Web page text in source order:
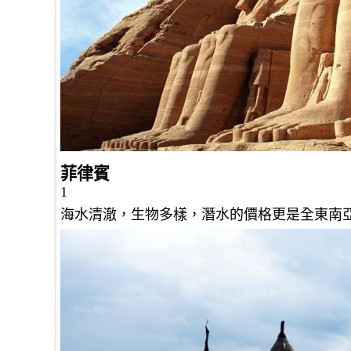
菲律賓
1
海水清澈，生物多樣，潛水的價格更是全東南